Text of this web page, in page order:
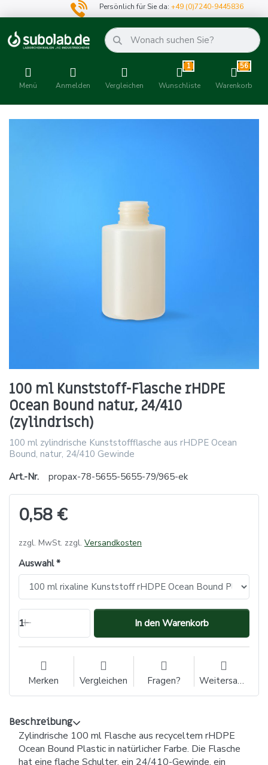
Persönlich für Sie da:+49 (0)7240-9445836
Menü Anmelden Vergleichen
1
Wunschliste
56
Warenkorb
100 ml Kunststoff-Flasche rHDPE
Ocean Bound natur, 24/410
(zylindrisch)
100 ml zylindrische Kunststoffflasche aus rHDPE Ocean
Bound, natur, 24/410 Gewinde
Art.-Nr.
propax-78-5655-5655-79/965-ek
0,58 €
zzgl. MwSt. zzgl. Versandkosten
Auswahl
1 In den Warenkorb
Merken Vergleichen Fragen? Weitersagen
Beschreibung
Zylindrische 100 ml Flasche aus recyceltem rHDPE
Ocean Bound Plastic in natürlicher Farbe. Die Flasche
hat eine flache Schulter, ein 24/410-Gewinde, ein